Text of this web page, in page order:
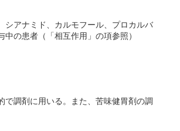
シアナミド、カルモフール、プロカルバ
中の患者（「相互作用」の項参照）
で調剤に用いる。また、苦味健胃剤の調